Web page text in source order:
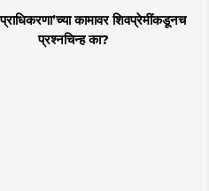
कामावर शिवप्रेमींकडूनच
प्रश्नचिन्ह का?